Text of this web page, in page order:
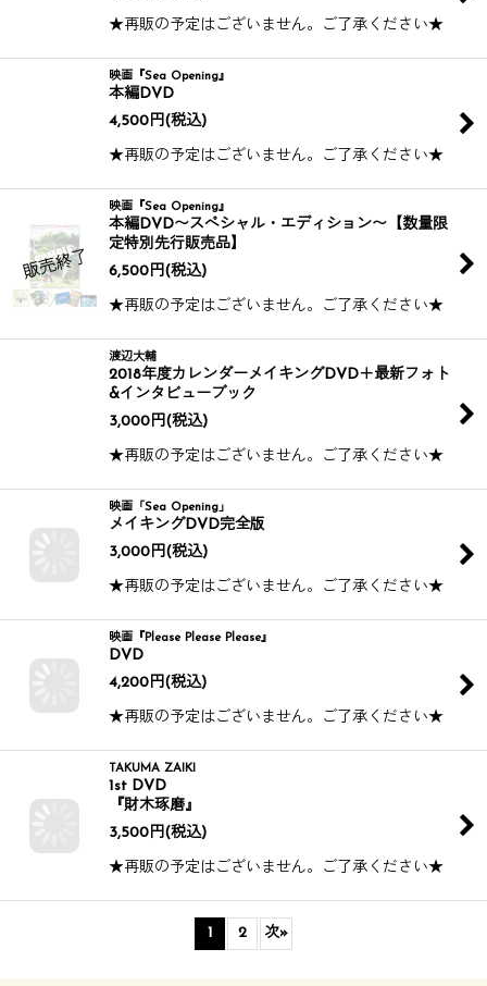
★再販の予定はございません。ご了承ください★
映画『Sea Opening』
本編DVD
4,500 円(税込)
★再販の予定はございません。ご了承ください★
映画『Sea Opening』
本編DVD〜スペシャル・エディション〜【数量限
定特別先行販売品】
6,500 円(税込)
★再販の予定はございません。ご了承ください★
渡辺大輔
2018年度カレンダーメイキングDVD＋最新フォト
&インタビューブック
3,000 円(税込)
★再販の予定はございません。ご了承ください★
映画「Sea Opening」
メイキングDVD完全版
3,000 円(税込)
★再販の予定はございません。ご了承ください★
映画『Please Please Please』
DVD
4,200円(税込)
★再販の予定はございません。ご了承ください★
TAKUMA ZAIKI
1st DVD
『財木琢磨』
1 2 次»